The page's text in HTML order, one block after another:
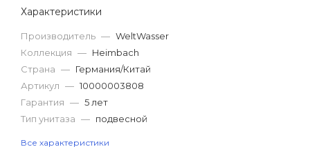
Характеристики
Производитель — WeltWasser
Коллекция — Heimbach
Страна — Германия/Китай
Артикул — 10000003808
Гарантия — 5 лет
Тип унитаза — подвесной
Все характеристики